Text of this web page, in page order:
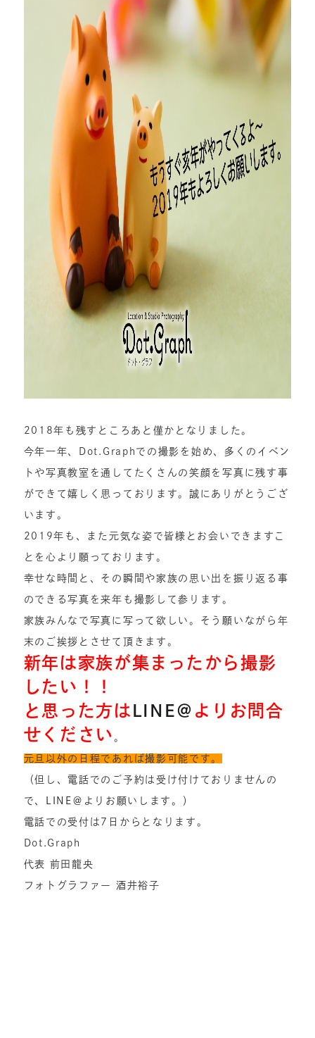
2018年も残すところあと僅かとなりました。
今年一年、Dot.Graphでの撮影を始め、多くのイベン
トや写真教室を通してたくさんの笑顔を写真に残す事
ができて嬉しく思っております。誠にありがとうござ
います。
2019年も、また元気な姿で皆様とお会いできますこ
とを心より願っております。
幸せな時間と、その瞬間や家族の思い出を振り返る事
のできる写真を来年も撮影して参ります。
家族みんなで写真に写って欲しい。そう願いながら年
末のご挨拶とさせて頂きます。
新年は家族が集まったから撮影
したい！！
と思った方は LINE＠ よりお問合
せください 。
元旦以外の日程であれば撮影可能です。
（但し、電話でのご予約は受け付けておりませんの
で、 LINE＠ よりお願いします。）
電話での受付は7日からとなります。
Dot.Graph
代表 前田龍央
フォトグラファー 酒井裕子